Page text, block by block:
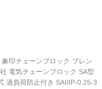
印チェーンブロック プレン
電気チェーンブロック SA型
過負荷防止付き SAIIIP-0.25-3